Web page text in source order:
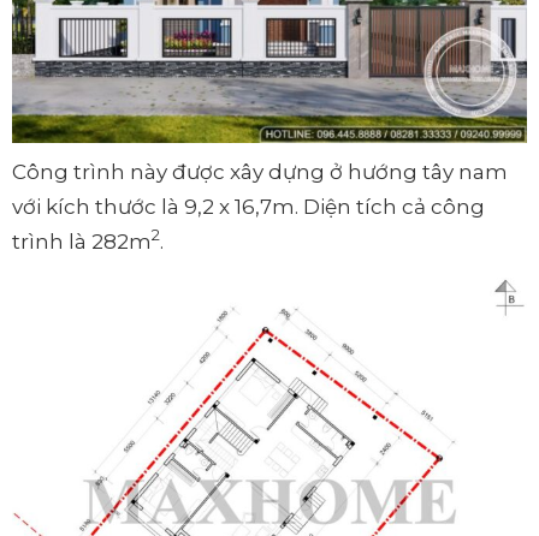
Công trình này được xây dựng ở hướng tây nam
với kích thước là 9,2 x 16,7m. Diện tích cả công
trình là 282m2.